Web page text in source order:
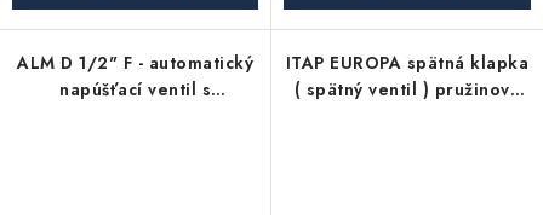
ALM D 1/2" F - automatický
napúšťací ventil s
ITAP EUROPA spätná klapka
( spätný ventil ) pružinová